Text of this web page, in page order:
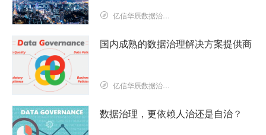
亿信华辰数据治理研究院
国内成熟的数据治理解决方案提供商
亿信华辰数据治理研究院
数据治理，更依赖人治还是自治？